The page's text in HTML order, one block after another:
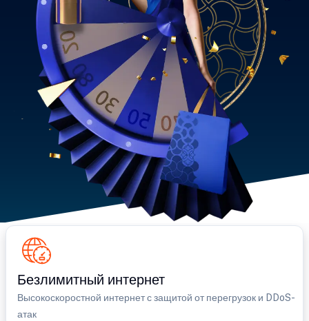
Безлимитный интернет
Высокоскоростной интернет с защитой от перегрузок и DDoS-
атак